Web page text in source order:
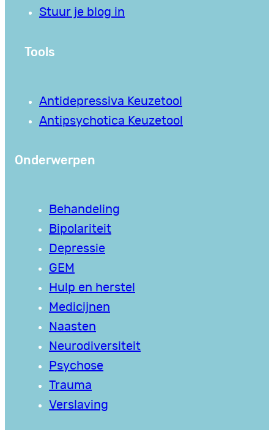
Stuur je blog in
Tools
Antidepressiva Keuzetool
Antipsychotica Keuzetool
Onderwerpen
Behandeling
Bipolariteit
Depressie
GEM
Hulp en herstel
Medicijnen
Naasten
Neurodiversiteit
Psychose
Trauma
Verslaving